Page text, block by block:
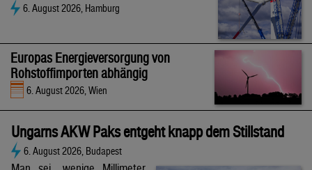
6. August 2026, Hamburg
Europas Energieversorgung von
Rohstoffimporten abhängig
6. August 2026, Wien
Ungarns AKW Paks entgeht knapp dem Stillstand
6. August 2026, Budapest